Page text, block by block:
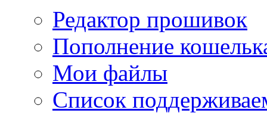
Редактор прошивок
Пополнение
Мои файлы
Список